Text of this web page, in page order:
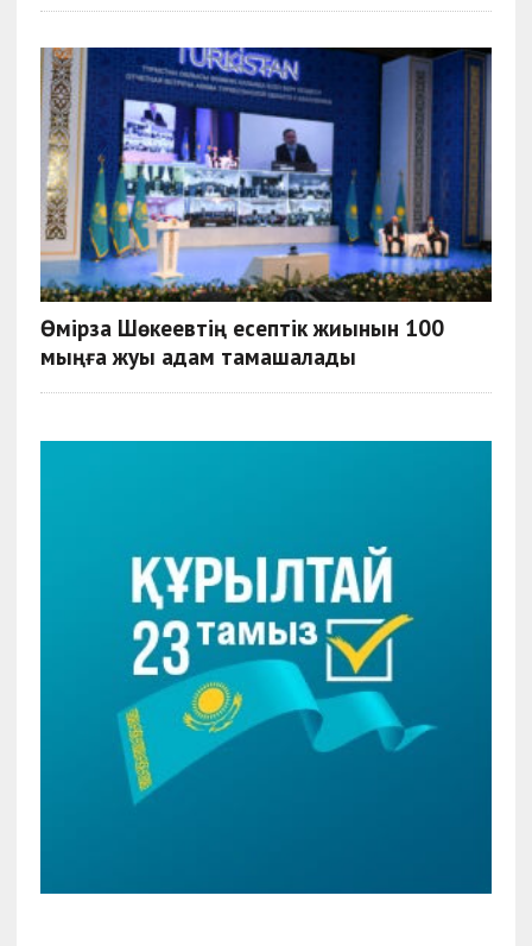
Өмірзақ Шөкеевтің есептік жиынын 100
мыңға жуық адам тамашалады